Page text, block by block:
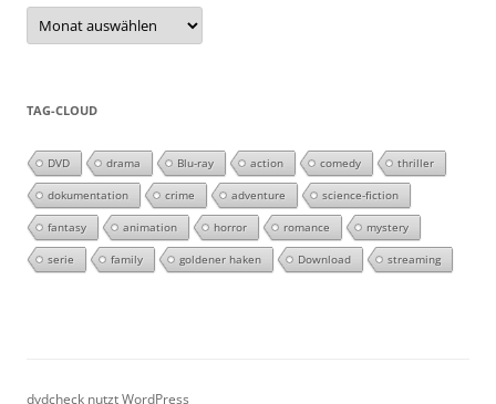
Review-
Archiv
TAG-CLOUD
DVD drama Blu-ray action comedy thriller
dokumentation crime adventure science-fiction
fantasy animation horror romance mystery
serie family goldener haken Download streaming
dvdcheck nutzt WordPress